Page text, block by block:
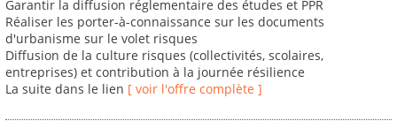
Garantir la diffusion réglementaire des études et PPR
Réaliser les porter-à-connaissance sur les documents
d'urbanisme sur le volet risques
Diffusion de la culture risques (collectivités, scolaires,
entreprises) et contribution à la journée résilience
La suite dans le lien [ voir l'offre complète ]